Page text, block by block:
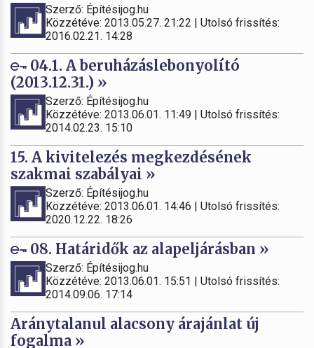
Szerző: Építésijog.hu
Közzétéve: 2013.05.27. 21:22 | Utolsó frissítés:
2016.02.21. 14:28
04.1. A beruházáslebonyolító
(2013.12.31.) »
Szerző: Építésijog.hu
Közzétéve: 2013.06.01. 11:49 | Utolsó frissítés:
2014.02.23. 15:10
15. A kivitelezés megkezdésének
szakmai szabályai »
Szerző: Építésijog.hu
Közzétéve: 2013.06.01. 14:46 | Utolsó frissítés:
2020.12.22. 18:26
08. Határidők az alapeljárásban »
Szerző: Építésijog.hu
Közzétéve: 2013.06.01. 15:51 | Utolsó frissítés:
2014.09.06. 17:14
Aránytalanul alacsony árajánlat új
fogalma »